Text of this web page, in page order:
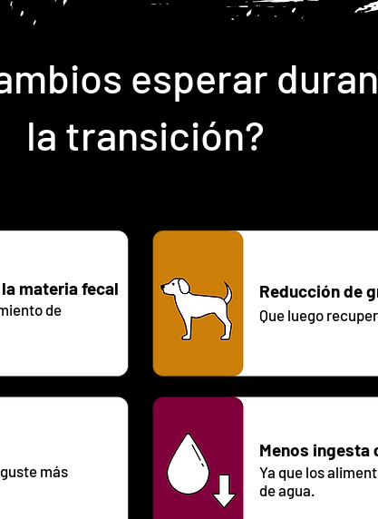
esperar
la transición?
materia fecal
de
Reducción de
Que luego
más
Menos ingesta
Ya que los
de agua.